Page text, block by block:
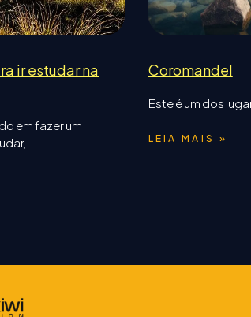
ir estudar na
em fazer um
Coromandel
Este é um dos
LEIA MAIS »